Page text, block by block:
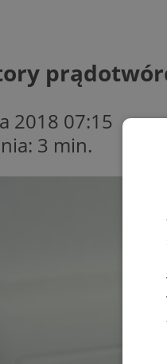
2018 07:15
3 min.